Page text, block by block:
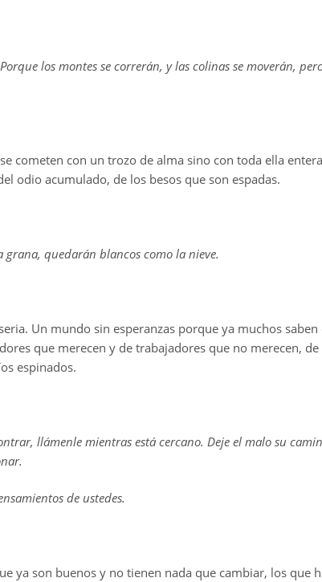
los montes se correrán, y las colinas se moverán,
cometen con un trozo de alma sino con toda ella
odio acumulado, de los besos que son espadas.
grana, quedarán blancos como la nieve.
Un mundo sin esperanzas porque ya muchos
que merecen y de trabajadores que no merecen,
espinados.
llámenle mientras está cercano. Deje el malo su
de ustedes.
ya son buenos y no tienen nada que cambiar, los